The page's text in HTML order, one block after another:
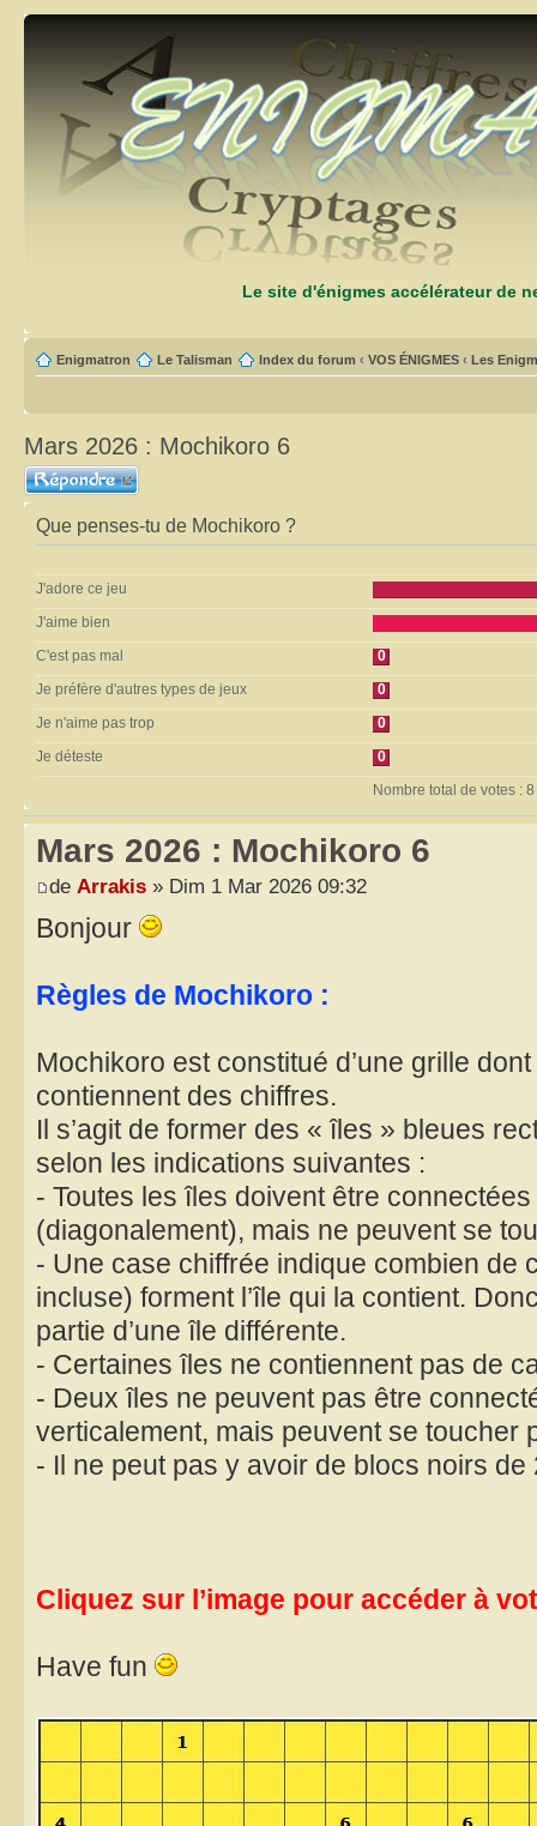
Le site d'énigmes accélérateur de
Enigmatron Le Talisman Index du forum ‹ VOS ÉNIGMES ‹ Les
Mars 2026 : Mochikoro 6
Répondre
Que penses-tu de Mochikoro ?
J'adore ce jeu
J'aime bien
C'est pas mal
0
Je préfère d'autres types de jeux
0
Je n'aime pas trop
0
Je déteste
0
Nombre total de votes : 8
Mars 2026 : Mochikoro 6
de Arrakis » Dim 1 Mar 2026 09:32
Bonjour
Règles de Mochikoro :
Mochikoro est constitué d’une grille
contiennent des chiffres.
Il s’agit de former des « îles » bleues
selon les indications suivantes :
- Toutes les îles doivent être
(diagonalement), mais ne peuvent se
- Une case chiffrée indique combien de
incluse) forment l’île qui la contient.
partie d’une île différente.
- Certaines îles ne contiennent pas de
- Deux îles ne peuvent pas être
verticalement, mais peuvent se toucher
- Il ne peut pas y avoir de blocs noirs de
Cliquez sur l’image pour accéder à
Have fun